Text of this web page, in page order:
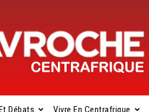
Débats Vivre En Centrafrique